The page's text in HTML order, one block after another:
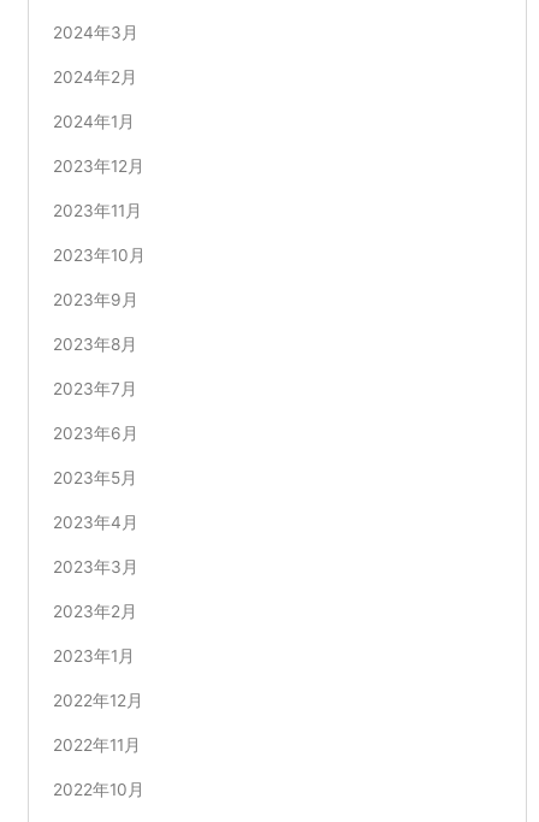
2024年3月
2024年2月
2024年1月
2023年12月
2023年11月
2023年10月
2023年9月
2023年8月
2023年7月
2023年6月
2023年5月
2023年4月
2023年3月
2023年2月
2023年1月
2022年12月
2022年11月
2022年10月